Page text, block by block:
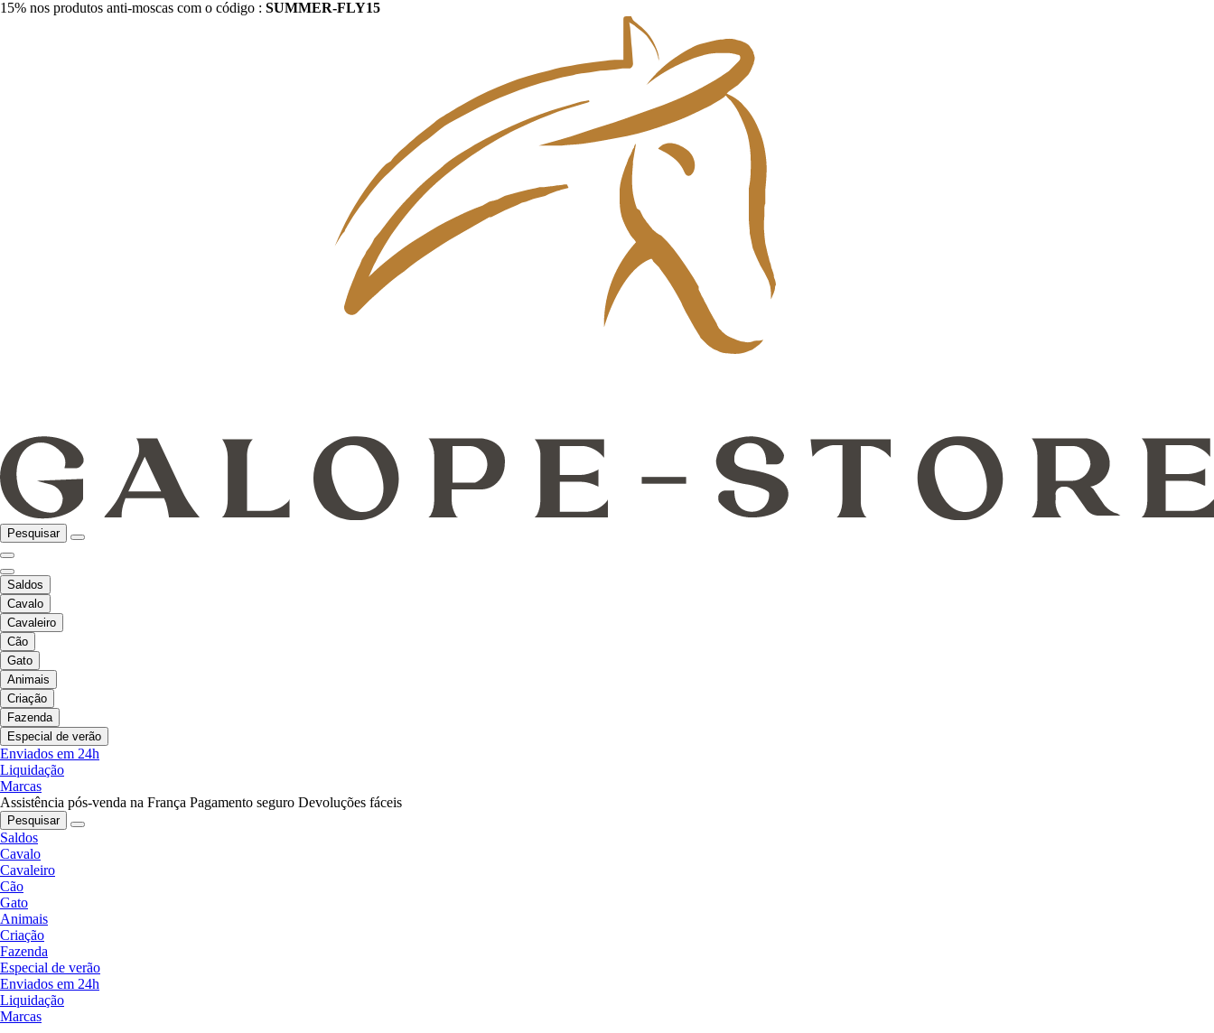
15% nos produtos anti-moscas com o código : SUMMER-FLY15
Pesquisar
Saldos
Cavalo
Cavaleiro
Cão
Gato
Animais
Criação
Fazenda
Especial de verão
Enviados em 24h
Liquidação
Marcas
Assistência pós-venda na França Pagamento seguro Devoluções fáceis
Pesquisar
Saldos
Cavalo
Cavaleiro
Cão
Gato
Animais
Criação
Fazenda
Especial de verão
Enviados em 24h
Liquidação
Marcas